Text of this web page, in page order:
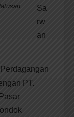
Sa
rw
an
PT.